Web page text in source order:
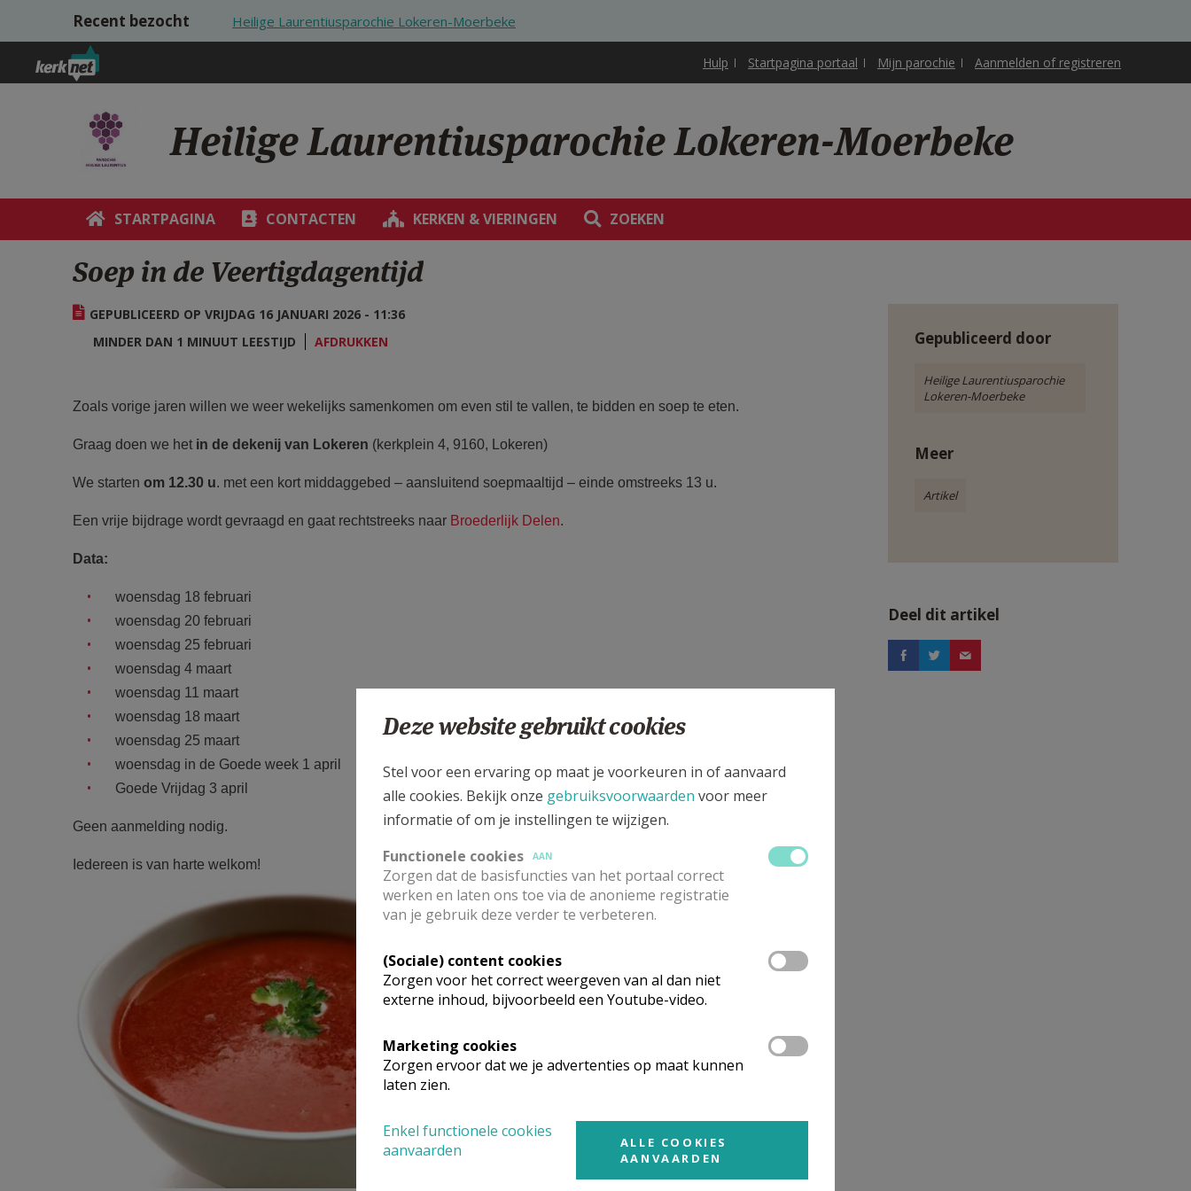
Overslaan en naar de inhoud gaan
Recent bezocht Heilige Laurentiusparochie Lokeren-Moerbeke
Hulp Startpagina portaal Mijn parochie Aanmelden of registreren
Heilige Laurentiusparochie Lokeren-Moerbeke
STARTPAGINA CONTACTEN KERKEN & VIERINGEN ZOEKEN
Soep in de Veertigdagentijd
GEPUBLICEERD OP VRIJDAG 16 JANUARI 2026 - 11:36
MINDER DAN 1 MINUUT LEESTIJD
AFDRUKKEN
Zoals vorige jaren willen we weer wekelijks samenkomen om even stil te vallen, te bidden en soep te eten.
Graag doen we het in de dekenij van Lokeren (kerkplein 4, 9160, Lokeren)
We starten om 12.30 u. met een kort middaggebed – aansluitend soepmaaltijd – einde omstreeks 13 u.
Een vrije bijdrage wordt gevraagd en gaat rechtstreeks naar Broederlijk Delen.
Data:
woensdag 18 februari
woensdag 20 februari
woensdag 25 februari
woensdag 4 maart
woensdag 11 maart
woensdag 18 maart
woensdag 25 maart
woensdag in de Goede week 1 april
Goede Vrijdag 3 april
Geen aanmelding nodig.
Iedereen is van harte welkom!
Soepopvrijdag.jpg
Gepubliceerd door
Heilige Laurentiusparochie
Lokeren-Moerbeke
Meer
Artikel
Deel dit artikel
Deze website gebruikt cookies
Stel voor een ervaring op maat je voorkeuren in of aanvaard
alle cookies. Bekijk onze gebruiksvoorwaarden voor meer
informatie of om je instellingen te wijzigen.
Functionele cookies
AAN
Zorgen dat de basisfuncties van het portaal correct
werken en laten ons toe via de anonieme registratie
van je gebruik deze verder te verbeteren.
(Sociale) content cookies
Zorgen voor het correct weergeven van al dan niet
externe inhoud, bijvoorbeeld een Youtube-video.
Marketing cookies
Zorgen ervoor dat we je advertenties op maat kunnen
laten zien.
Enkel functionele cookies
aanvaarden
ALLE COOKIES
AANVAARDEN